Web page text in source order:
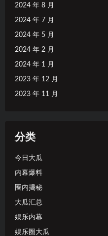
2024 年 8 月
2024 年 7 月
2024 年 5 月
2024 年 2 月
2024 年 1 月
2023 年 12 月
2023 年 11 月
分类
今日大瓜
内幕爆料
圈内揭秘
大瓜汇总
娱乐内幕
娱乐圈大瓜